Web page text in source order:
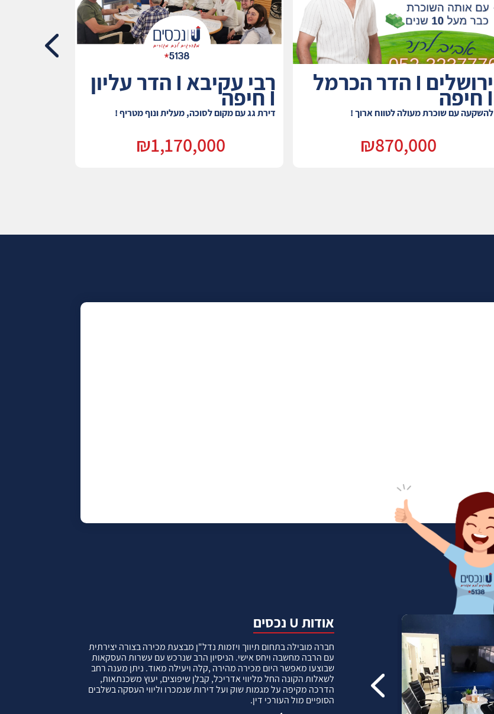
ירושלים I הדר הכרמל
I חיפה
להשקעה עם שוכרת מעולה לטווח ארוך !
₪870,000
רבי עקיבא I הדר עליון
I חיפה
דירת גג עם מקום לסוכה, מעלית ונוף מטריף !
₪1,170,000
אודות U נכסים
חברה מובילה בתחום תיווך ויזמות נדל"ן מבצעת מכירה בצורה יצירתית
עם הרבה מחשבה ויחס אישי. הניסיון הרב שנרכש עם עשרות העסקאות
שבוצעו מאפשר היום מכירה מהירה ,קלה ויעילה מאוד. ניתן מענה רחב
לשאלות הקונה החל מליווי אדריכל, קבלן שיפוצים, יעוץ משכנתאות,
הדרכה מקיפה על מגמות שוק ועל דירות שנמכרו וליווי העסקה בשלבים
הסופיים מול העורכי דין.